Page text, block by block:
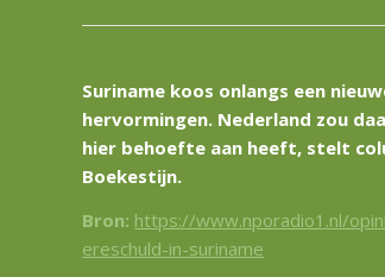
Suriname koos onlangs een
hervormingen. Nederland zou
hier behoefte aan heeft, stelt
Boekestijn.
Bron: https://www.nporadio1.nl/
ereschuld-in-suriname